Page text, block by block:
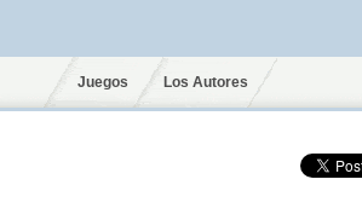
Juegos Los Autores